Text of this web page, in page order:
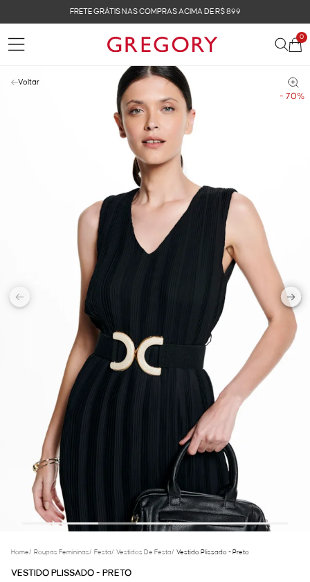
10% OFF NA SUA 1ª COMPRA COM O CUPOM GRGLOVERS
0
- 70%
Voltar
Home/ Roupas Femininas/ Festa/ Vestidos De Festa/ Vestido Plissado - Preto
VESTIDO PLISSADO - PRETO